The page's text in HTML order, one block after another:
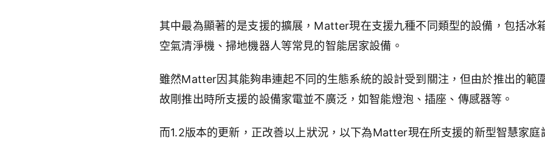
其中最為顯著的是支援的擴展， Matter現在支援九種不同類型的設備，包括冰
空氣清淨機、掃地機器人等常見的智能居家設備。
雖然Matter因其能夠串連起不同的生態系統的設計受到關注，但由於推出的範
故剛推出時所支援的設備家電並不廣泛，如智能燈泡、插座、傳感器等。
而1.2版本的更新，正改善以上狀況，以下為Matter現在所支援的新型智慧家庭